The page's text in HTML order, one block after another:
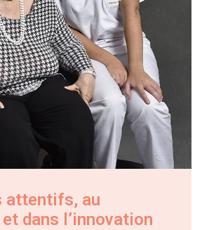
attentifs, au
dans l’innovation